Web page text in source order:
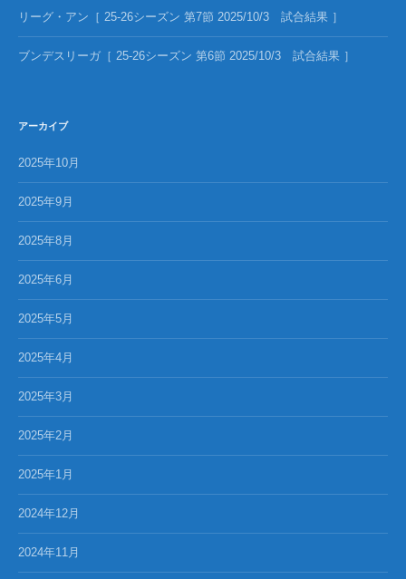
リーグ・アン［ 25-26シーズン 第7節 2025/10/3 試合結果 ］
ブンデスリーガ［ 25-26シーズン 第6節 2025/10/3 試合結果 ］
アーカイブ
2025年10月
2025年9月
2025年8月
2025年6月
2025年5月
2025年4月
2025年3月
2025年2月
2025年1月
2024年12月
2024年11月